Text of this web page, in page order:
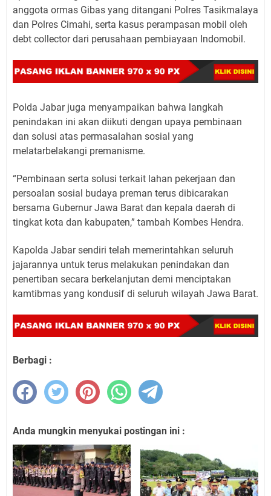
anggota ormas Gibas yang ditangani Polres Tasikmalaya
dan Polres Cimahi, serta kasus perampasan mobil oleh
debt collector dari perusahaan pembiayaan Indomobil.
Polda Jabar juga menyampaikan bahwa langkah
penindakan ini akan diikuti dengan upaya pembinaan
dan solusi atas permasalahan sosial yang
melatarbelakangi premanisme.
“Pembinaan serta solusi terkait lahan pekerjaan dan
persoalan sosial budaya preman terus dibicarakan
bersama Gubernur Jawa Barat dan kepala daerah di
tingkat kota dan kabupaten,” tambah Kombes Hendra.
Kapolda Jabar sendiri telah memerintahkan seluruh
jajarannya untuk terus melakukan penindakan dan
penertiban secara berkelanjutan demi menciptakan
kamtibmas yang kondusif di seluruh wilayah Jawa Barat.
Berbagi :
Anda mungkin menyukai postingan ini :